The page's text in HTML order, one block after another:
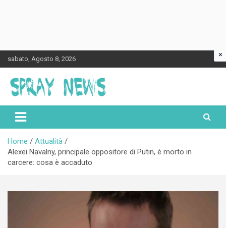
to
content
sabato, Agosto 8, 2026
Spraynews.it
Home
Attualità
Alexei Navalny, principale oppositore di Putin, è morto in
carcere: cosa è accaduto
×